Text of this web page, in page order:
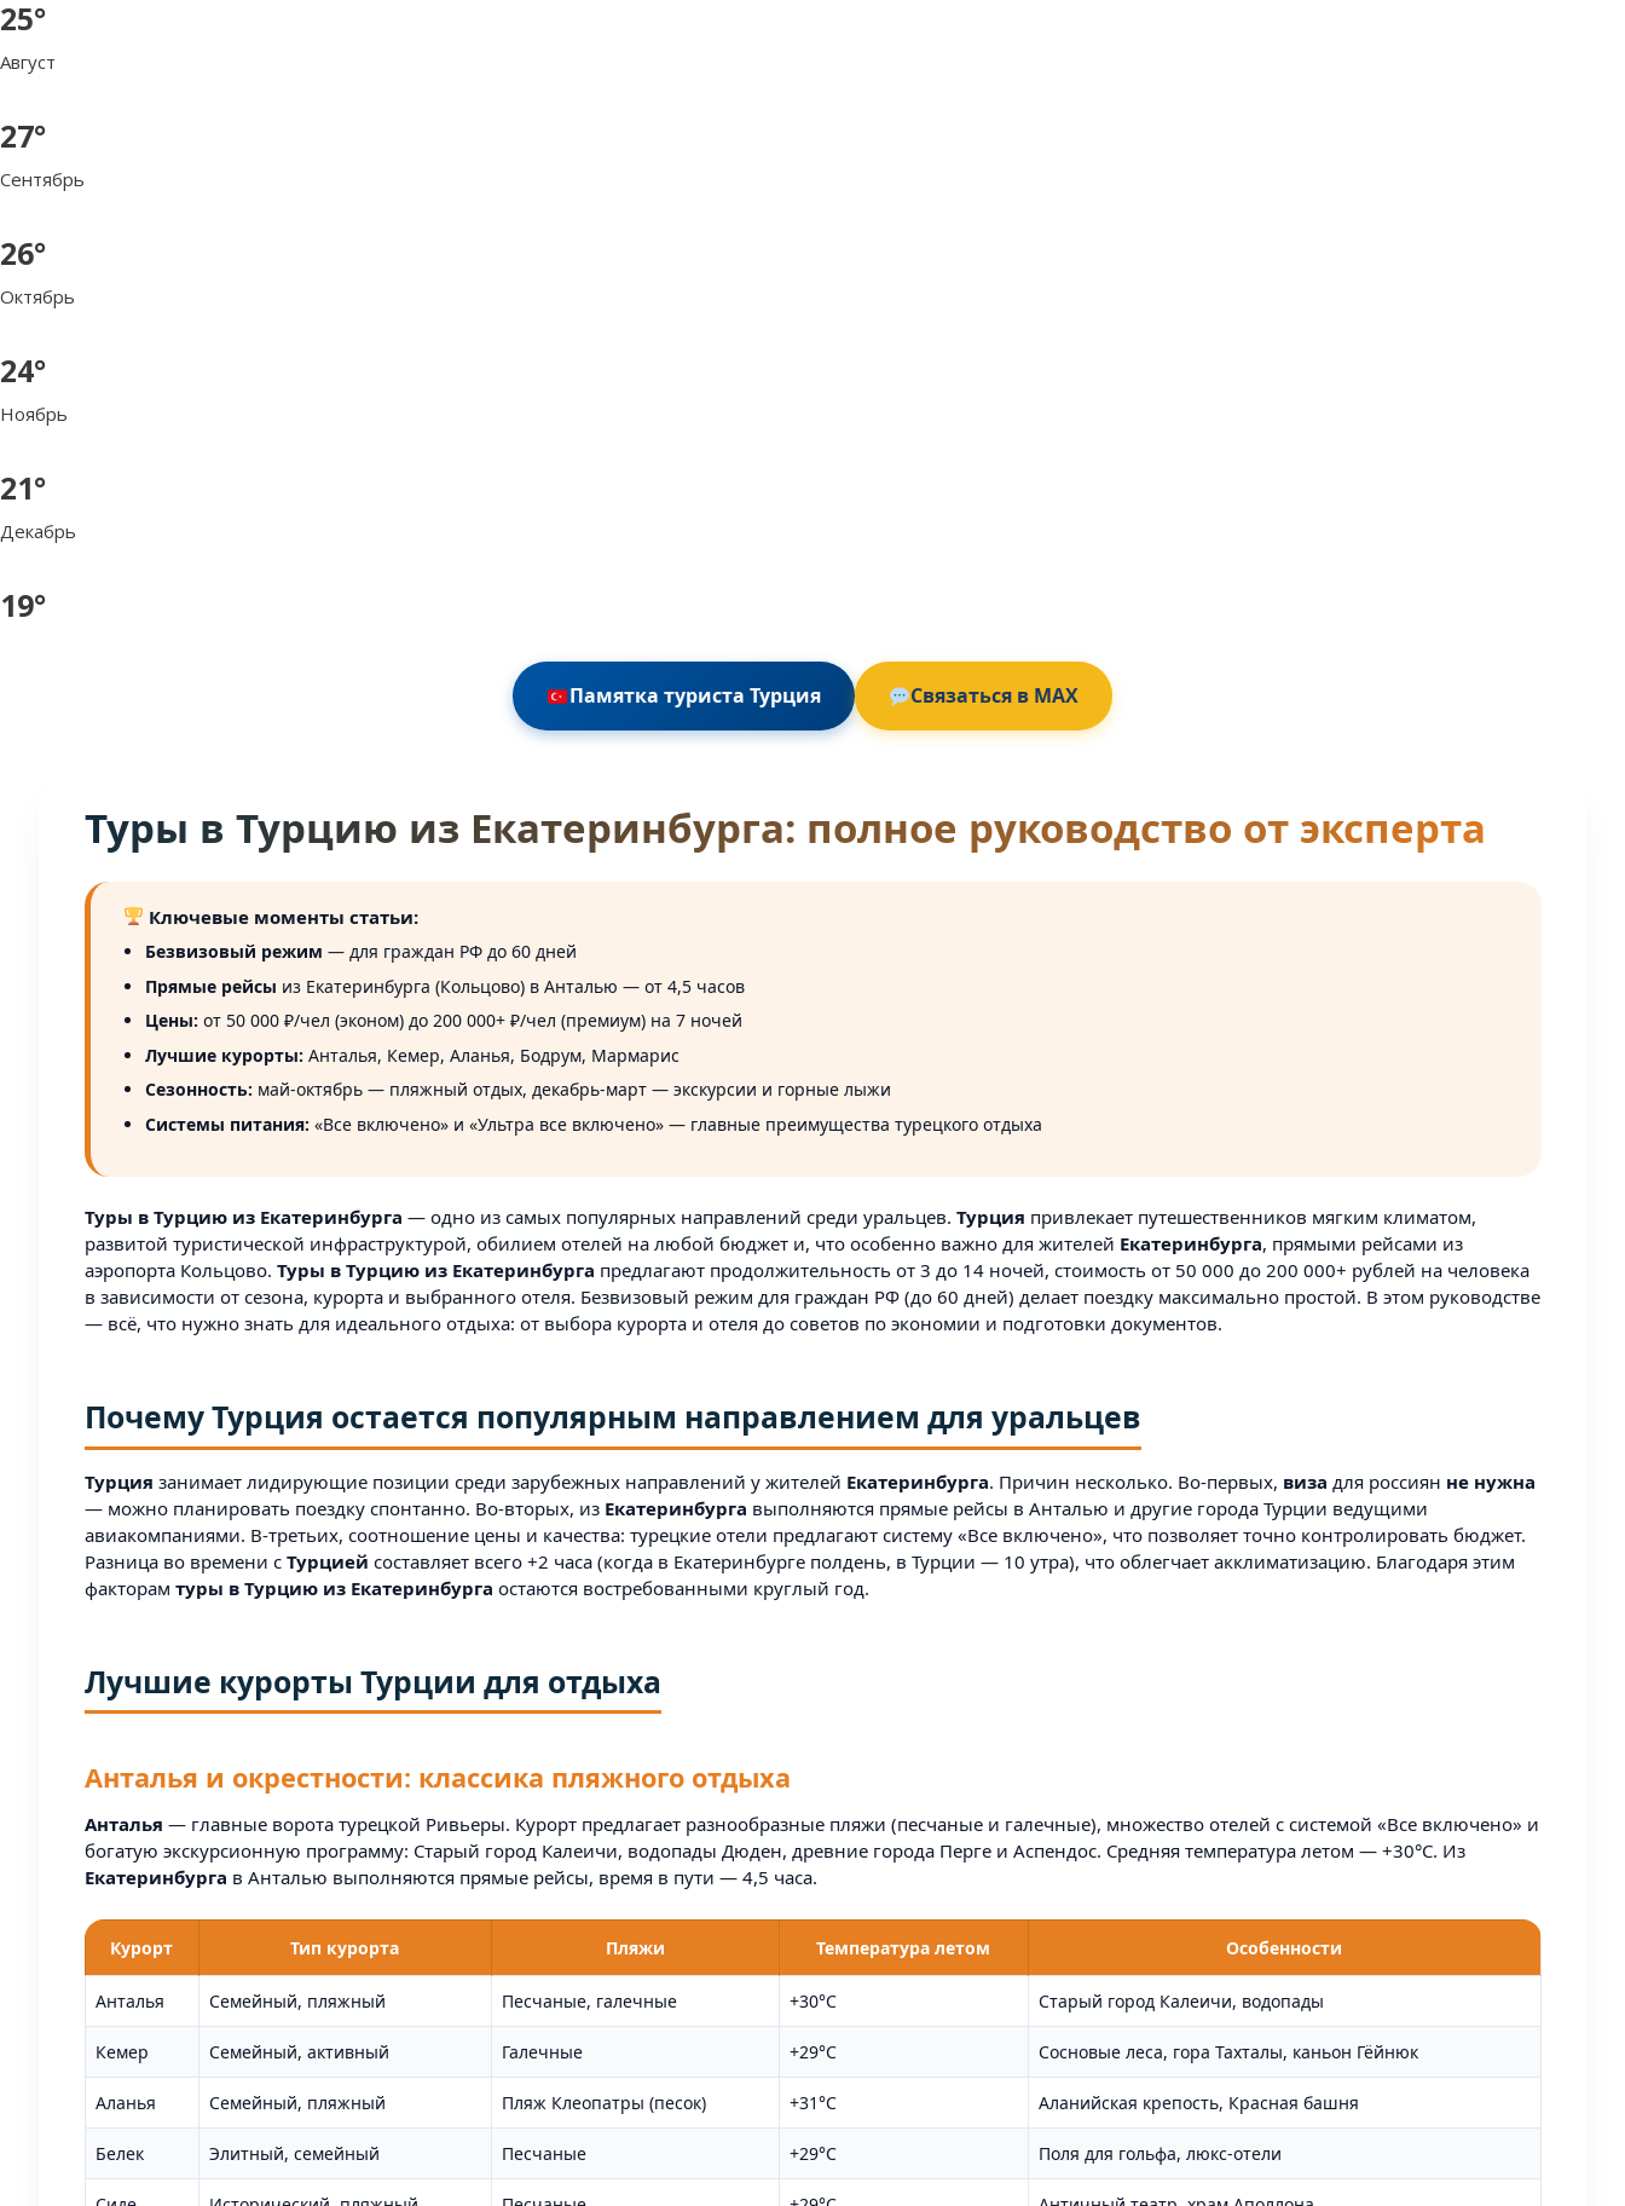
25°
Август
27°
Сентябрь
26°
Октябрь
24°
Ноябрь
21°
Декабрь
19°
Памятка туриста Турция Связаться в MAX
Туры в Турцию из Екатеринбурга: полное руководство от эксперта
Ключевые моменты статьи:
Безвизовый режим — для граждан РФ до 60 дней
Прямые рейсы из Екатеринбурга (Кольцово) в Анталью — от 4,5 часов
Цены: от 50 000 ₽/чел (эконом) до 200 000+ ₽/чел (премиум) на 7 ночей
Лучшие курорты: Анталья, Кемер, Аланья, Бодрум, Мармарис
Сезонность: май-октябрь — пляжный отдых, декабрь-март — экскурсии и горные лыжи
Системы питания: «Все включено» и «Ультра все включено» — главные преимущества турецкого отдыха
Туры в Турцию из Екатеринбурга — одно из самых популярных направлений среди уральцев. Турция привлекает путешественников мягким климатом,
развитой туристической инфраструктурой, обилием отелей на любой бюджет и, что особенно важно для жителей Екатеринбурга, прямыми рейсами из
аэропорта Кольцово. Туры в Турцию из Екатеринбурга предлагают продолжительность от 3 до 14 ночей, стоимость от 50 000 до 200 000+ рублей на человека
в зависимости от сезона, курорта и выбранного отеля. Безвизовый режим для граждан РФ (до 60 дней) делает поездку максимально простой. В этом руководстве
— всё, что нужно знать для идеального отдыха: от выбора курорта и отеля до советов по экономии и подготовки документов.
Почему Турция остается популярным направлением для уральцев
Турция занимает лидирующие позиции среди зарубежных направлений у жителей Екатеринбурга. Причин несколько. Во-первых, виза для россиян не нужна
— можно планировать поездку спонтанно. Во-вторых, из Екатеринбурга выполняются прямые рейсы в Анталью и другие города Турции ведущими
авиакомпаниями. В-третьих, соотношение цены и качества: турецкие отели предлагают систему «Все включено», что позволяет точно контролировать бюджет.
Разница во времени с Турцией составляет всего +2 часа (когда в Екатеринбурге полдень, в Турции — 10 утра), что облегчает акклиматизацию. Благодаря этим
факторам туры в Турцию из Екатеринбурга остаются востребованными круглый год.
Лучшие курорты Турции для отдыха
Анталья и окрестности: классика пляжного отдыха
Анталья — главные ворота турецкой Ривьеры. Курорт предлагает разнообразные пляжи (песчаные и галечные), множество отелей с системой «Все включено» и
богатую экскурсионную программу: Старый город Калеичи, водопады Дюден, древние города Перге и Аспендос. Средняя температура летом — +30°C. Из
Екатеринбурга в Анталью выполняются прямые рейсы, время в пути — 4,5 часа.
Курорт Тип курорта Пляжи Температура летом Особенности
Анталья Семейный, пляжный Песчаные, галечные +30°C Старый город Калеичи, водопады
Кемер Семейный, активный Галечные +29°C Сосновые леса, гора Тахталы, каньон Гёйнюк
Аланья Семейный, пляжный Пляж Клеопатры (песок) +31°C Аланийская крепость, Красная башня
Белек Элитный, семейный Песчаные +29°C Поля для гольфа, люкс-отели